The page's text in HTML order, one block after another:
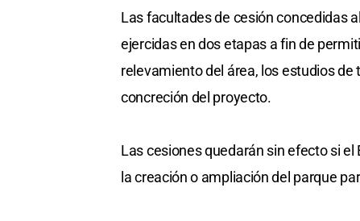
Las facultades de cesión concedidas
ejercidas en dos etapas a fin de
relevamiento del área, los estudios
concreción del proyecto.
Las cesiones quedarán sin efecto si
la creación o ampliación del parque